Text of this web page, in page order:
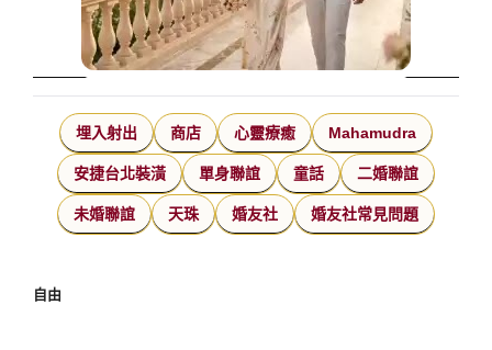
埋入射出 商店 心靈療癒 Mahamudra
安捷台北裝潢 單身聯誼 童話 二婚聯誼
未婚聯誼 天珠 婚友社 婚友社常見問題
自由